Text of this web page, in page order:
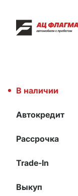
В наличии
Автокредит
Рассрочка
Trade-In
Выкуп